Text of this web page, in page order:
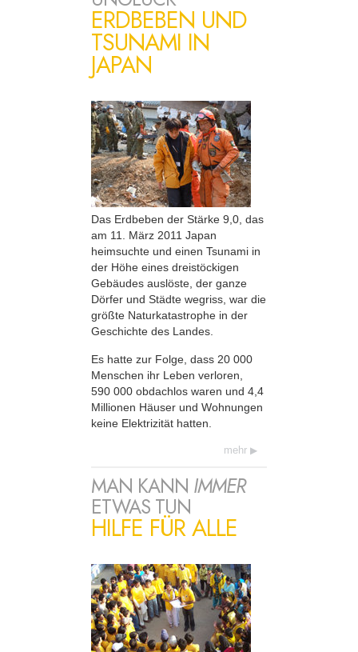
ERDBEBEN UND
TSUNAMI IN
JAPAN
Das Erdbeben der Stärke 9,0, das
am 11. März 2011 Japan
heimsuchte und einen Tsunami in
der Höhe eines dreistöckigen
Gebäudes auslöste, der ganze
Dörfer und Städte wegriss, war die
größte Naturkatastrophe in der
Geschichte des Landes.
Es hatte zur Folge, dass 20 000
Menschen ihr Leben verloren,
590 000 obdachlos waren und 4,4
Millionen Häuser und Wohnungen
keine Elektrizität hatten.
mehr
MAN KANN IMMER
ETWAS TUN
HILFE FÜR ALLE